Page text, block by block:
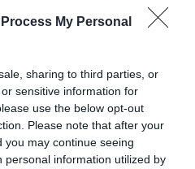
My Personal
sharing to third parties, or
sensitive information for
use the below opt-out
Please note that after your
may continue seeing
personal information utilized by